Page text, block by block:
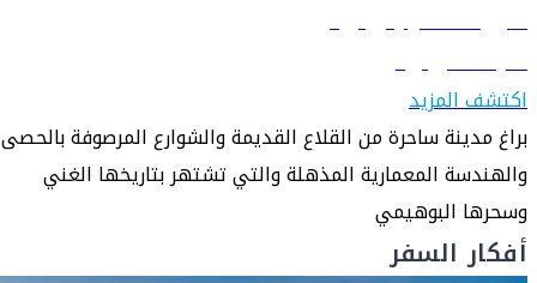
دليل السفر إلى براغ
تعرّف على براغ
اكتشف المزيد
براغ مدينة ساحرة من القلاع القديمة والشوارع المرصوفة بالحصى
والهندسة المعمارية المذهلة والتي تشتهر بتاريخها الغني
وسحرها البوهيمي
أفكار السفر